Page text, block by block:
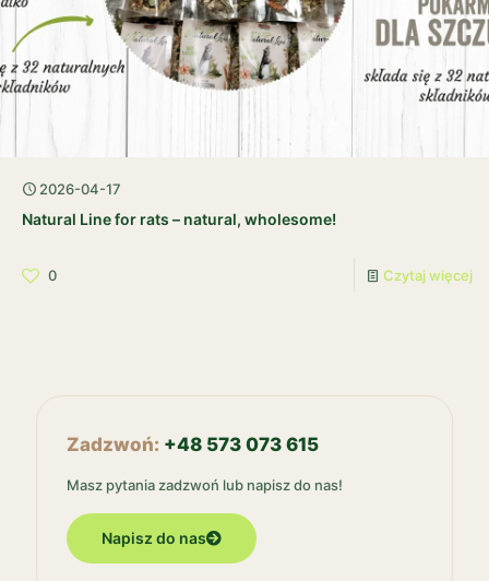
2026-04-17
Natural Line for rats – natural, wholesome!
0 Czytaj więcej
Zadzwoń: +48 573 073 615
Masz pytania zadzwoń lub napisz do nas!
Napisz do nas